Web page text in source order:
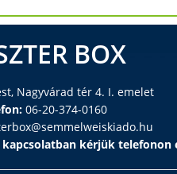
BOX
Nagyvárad tér 4. I. emelet
06-20-374-0160
kapcsolatban kérjük telefonon